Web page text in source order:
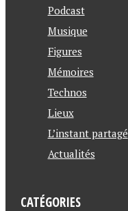
Podcast
Musique
Figures
Mémoires
Technos
Lieux
L’instant partagé
Actualités
CATÉGORIES